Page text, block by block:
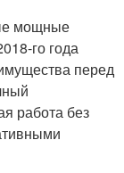
мощные
го года
перед
работа без